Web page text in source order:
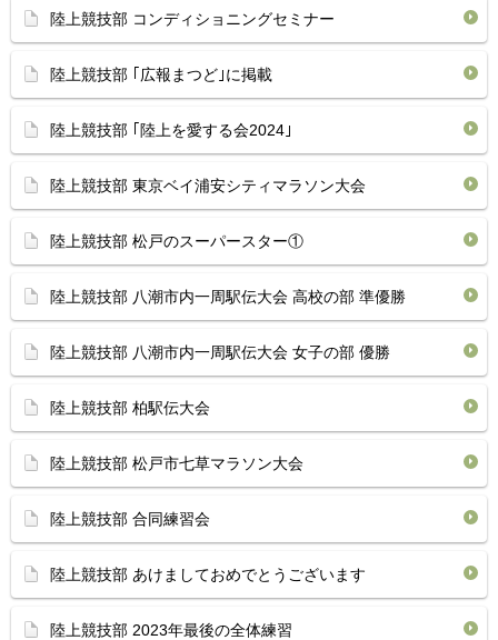
陸上競技部 コンディショニングセミナー
陸上競技部 ｢広報まつど｣に掲載
陸上競技部 ｢陸上を愛する会2024｣
陸上競技部 東京ベイ浦安シティマラソン大会
陸上競技部 松戸のスーパースター①
陸上競技部 八潮市内一周駅伝大会 高校の部 準優勝
陸上競技部 八潮市内一周駅伝大会 女子の部 優勝
陸上競技部 柏駅伝大会
陸上競技部 松戸市七草マラソン大会
陸上競技部 合同練習会
陸上競技部 あけましておめでとうございます
陸上競技部 2023年最後の全体練習